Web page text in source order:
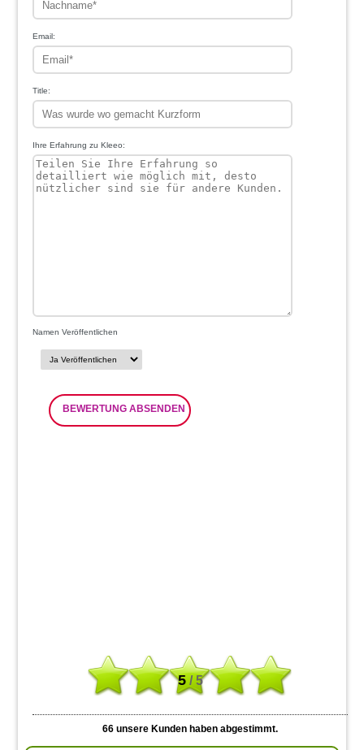
Email:
Title:
Ihre Erfahrung zu Kleeo:
Namen Veröffentlichen
BEWERTUNG ABSENDEN
5/ 5
66 unsere Kunden haben abgestimmt.